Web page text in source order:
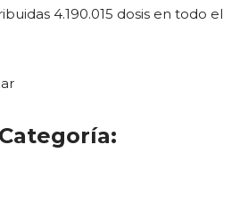
4.190.015 dosis en todo el